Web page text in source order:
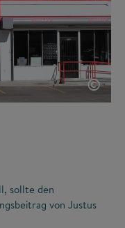
©
sollte den
von Justus